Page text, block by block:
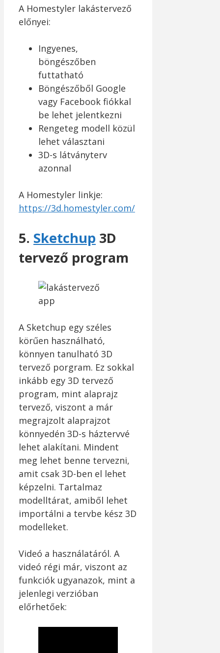
A Homestyler lakástervező
előnyei:
Ingyenes,
böngészőben
futtatható
Böngészőből Google
vagy Facebook fiókkal
be lehet jelentkezni
Rengeteg modell közül
lehet választani
3D-s látványterv
azonnal
A Homestyler linkje:
https://3d.homestyler.com/
5. Sketchup 3D
tervező program
A Sketchup egy széles
körűen használható,
könnyen tanulható 3D
tervező porgram. Ez sokkal
inkább egy 3D tervező
program, mint alaprajz
tervező, viszont a már
megrajzolt alaprajzot
könnyedén 3D-s háztervvé
lehet alakítani. Mindent
meg lehet benne tervezni,
amit csak 3D-ben el lehet
képzelni. Tartalmaz
modelltárat, amiből lehet
importálni a tervbe kész 3D
modelleket.
Videó a használatáról. A
videó régi már, viszont az
funkciók ugyanazok, mint a
jelenlegi verzióban
előrhetőek: